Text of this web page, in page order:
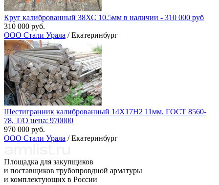
Круг калиброванный 38ХС 10.5мм в наличии - 310 000 руб
310 000 руб.
ООО Стали Урала / Екатеринбург
Шестигранник калиброванный 14Х17Н2 11мм, ГОСТ 8560-
78, Т/О цена: 970000
970 000 руб.
ООО Стали Урала / Екатеринбург
Площадка для закупщиков
и поставщиков трубопровдной арматуры
и комплектующих в России